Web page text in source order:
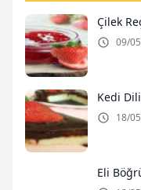
Çilek
09/
Kedi
18/
Eli